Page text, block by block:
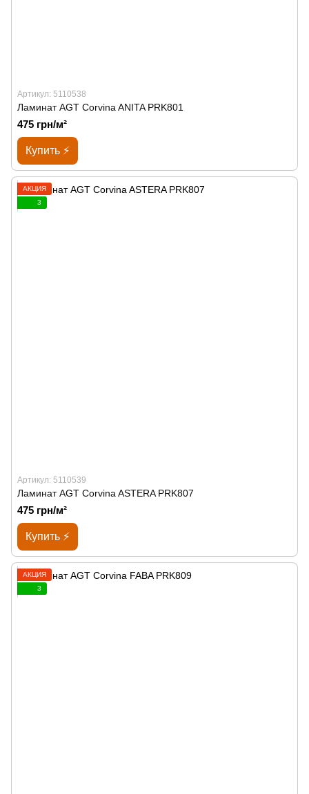
Артикул: 5110538
Ламинат AGT Corvina ANITA PRK801
475 грн/м²
Купить ⚡
АКЦИЯ
3
Артикул: 5110539
Ламинат AGT Corvina ASTERA PRK807
475 грн/м²
Купить ⚡
АКЦИЯ
3